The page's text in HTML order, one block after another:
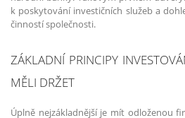
k poskytování investičních služeb a
činností společnosti.
ZÁKLADNÍ PRINCIPY
MĚLI DRŽET
Úplně nejzákladnější je mít odloženou